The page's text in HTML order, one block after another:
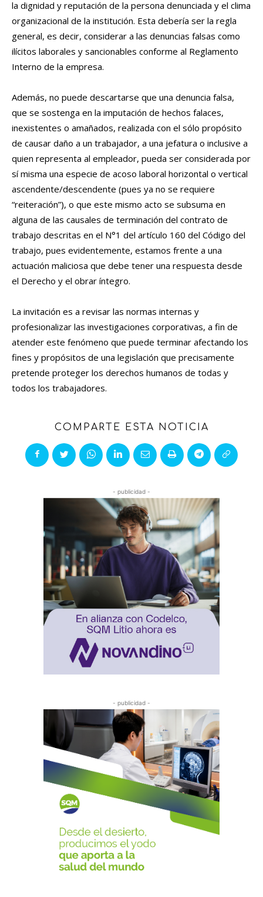
la dignidad y reputación de la persona denunciada y el clima
organizacional de la institución. Esta debería ser la regla
general, es decir, considerar a las denuncias falsas como
ilícitos laborales y sancionables conforme al Reglamento
Interno de la empresa.
Además, no puede descartarse que una denuncia falsa,
que se sostenga en la imputación de hechos falaces,
inexistentes o amañados, realizada con el sólo propósito
de causar daño a un trabajador, a una jefatura o inclusive a
quien representa al empleador, pueda ser considerada por
sí misma una especie de acoso laboral horizontal o vertical
ascendente/descendente (pues ya no se requiere
“reiteración”), o que este mismo acto se subsuma en
alguna de las causales de terminación del contrato de
trabajo descritas en el N°1 del artículo 160 del Código del
trabajo, pues evidentemente, estamos frente a una
actuación maliciosa que debe tener una respuesta desde
el Derecho y el obrar íntegro.
La invitación es a revisar las normas internas y
profesionalizar las investigaciones corporativas, a fin de
atender este fenómeno que puede terminar afectando los
fines y propósitos de una legislación que precisamente
pretende proteger los derechos humanos de todas y
todos los trabajadores.
COMPARTE ESTA NOTICIA
- publicidad -
- publicidad -